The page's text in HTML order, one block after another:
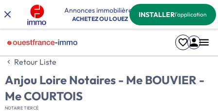
Annonces immobilières
ACHETEZ OU LOUEZ INSTALLERl'application
Retour Liste
Anjou Loire Notaires - Me BOUVIER -
Me COURTOIS
NOTAIRE TIERCÉ